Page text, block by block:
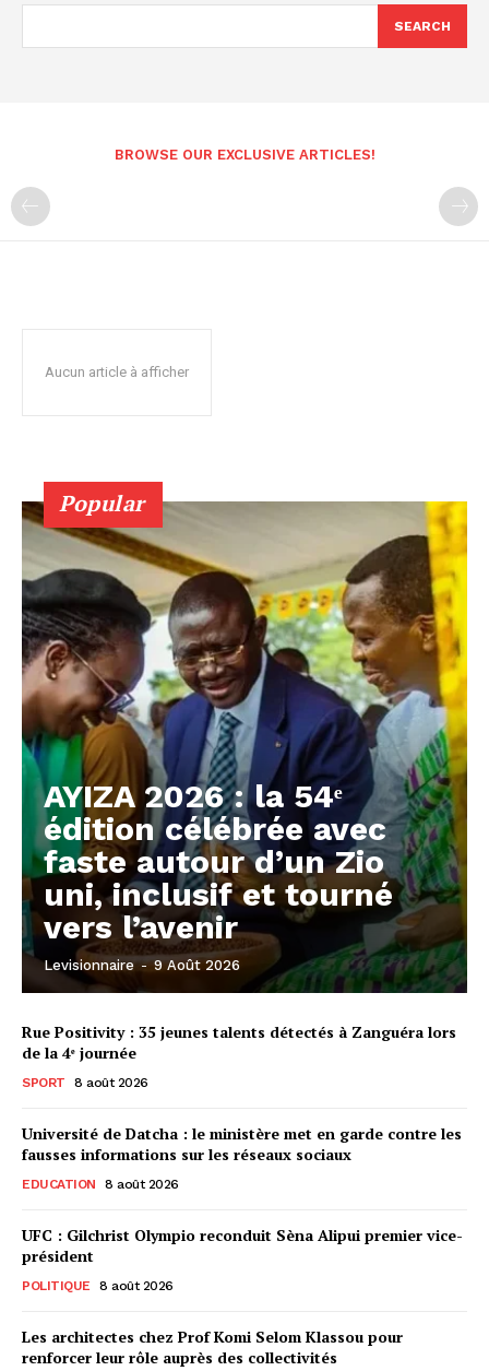
SEARCH
BROWSE OUR EXCLUSIVE ARTICLES!
Aucun article à afficher
Popular
AYIZA 2026 : la 54ᵉ
édition célébrée avec
faste autour d’un Zio
uni, inclusif et tourné
vers l’avenir
Levisionnaire - 9 Août 2026
Rue Positivity : 35 jeunes talents détectés à Zanguéra lors
de la 4ᵉ journée
SPORT 8 août 2026
Université de Datcha : le ministère met en garde contre les
fausses informations sur les réseaux sociaux
EDUCATION 8 août 2026
UFC : Gilchrist Olympio reconduit Sèna Alipui premier vice-
président
POLITIQUE 8 août 2026
Les architectes chez Prof Komi Selom Klassou pour
renforcer leur rôle auprès des collectivités